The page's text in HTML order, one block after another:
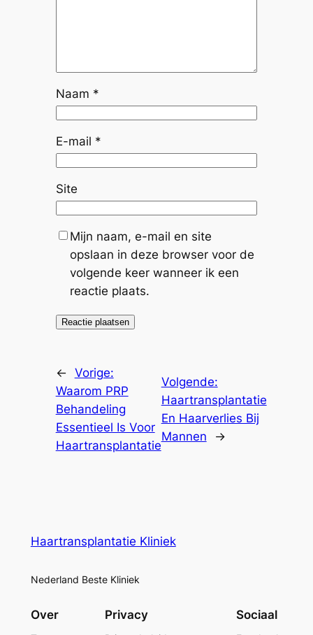
Naam *
E-mail *
Site
Mijn naam, e-mail en site
opslaan in deze browser voor de
volgende keer wanneer ik een
reactie plaats.
← Vorige:
Waarom PRP
Behandeling
Essentieel Is Voor
Haartransplantatie
Volgende:
Haartransplantatie
En Haarverlies Bij
Mannen
→
Haartransplantatie Kliniek
Nederland Beste Kliniek
Over Privacy Sociaal